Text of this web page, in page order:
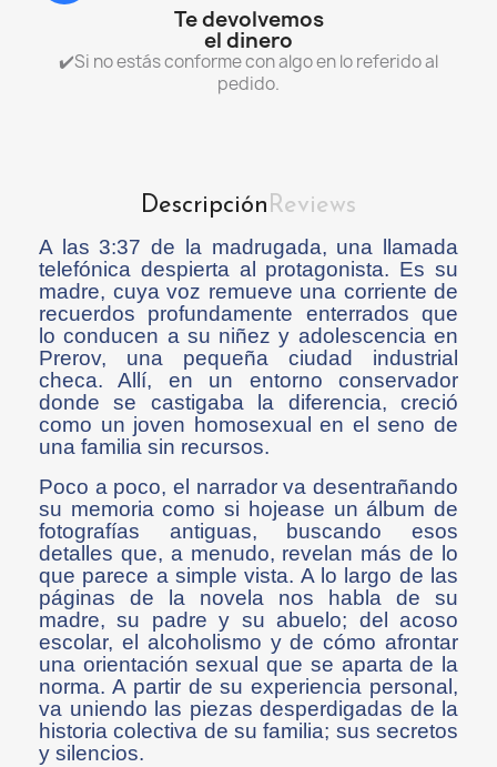
Te devolvemos
el dinero
✔️Si no estás conforme con algo en lo referido al
pedido.
DescripciónReviews
A las 3:37 de la madrugada, una llamada
telefónica despierta al protagonista. Es su
madre, cuya voz remueve una corriente de
recuerdos profundamente enterrados que
lo conducen a su niñez y adolescencia en
Prerov, una pequeña ciudad industrial
checa. Allí, en un entorno conservador
donde se castigaba la diferencia, creció
como un joven homosexual en el seno de
una familia sin recursos.
Poco a poco, el narrador va desentrañando
su memoria como si hojease un álbum de
fotografías antiguas, buscando esos
detalles que, a menudo, revelan más de lo
que parece a simple vista. A lo largo de las
páginas de la novela nos habla de su
madre, su padre y su abuelo; del acoso
escolar, el alcoholismo y de cómo afrontar
una orientación sexual que se aparta de la
norma. A partir de su experiencia personal,
va uniendo las piezas desperdigadas de la
historia colectiva de su familia; sus secretos
y silencios.